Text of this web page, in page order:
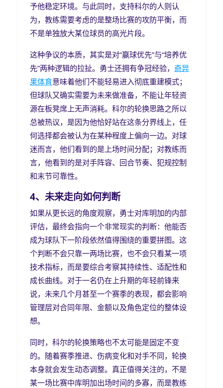
予他稳定环境。与此同时，支持科尔的人则认
为，教练需要考虑的是整场比赛的攻防平衡，而
不是单独放大某位球员的高光片段。
这种争议的本质，其实是对“赢球优先”与“培养优
先”两种逻辑的拉扯。勇士还拥有争冠经验， 奇异
果体育意味着他们不能轻易进入彻底重建模式；
但球队又确实需要为未来做准备，不能让年轻资
源在板凳席上无声消耗。科尔的轮换思路之所以
总被热议，是因为他恰好站在这条分界线上，任
何选择都会被认为在某种程度上偏向一边。对球
迷而言，他们看到的是上场时间分配；对教练而
言，他看到的是对手阵容、回合节奏、犯规控制
和末节可靠性。
4、未来走向如何判断
如果从更长远的角度观察，勇士对库明加的内部
评估，最终会指向一个非常现实的判断：他能否
成为球队下一阶段依然值得围绕的重要拼图。这
个判断不会只靠一两场比赛，也不会只看某一项
技术指标，而是要综合考察其持续性、适配性和
成长曲线。对于一名仍在上升期的年轻前锋来
说，未来几个月甚至一个赛季的表现，都会影响
管理层对合同年限、金额以及角色定位的整体设
想。
同时，科尔的轮换策略也不太可能是固定不变
的。随着赛季推进、伤病变化和对手不同，轮换
本身就会发生动态调整。真正值得关注的，不是
某一场比赛中库明加出场时间的多寡，而是教练